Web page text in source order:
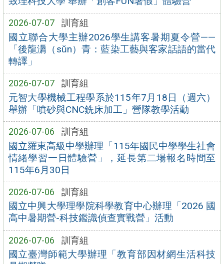
2026-07-07 訓育組
國立聯合大學主辦2026學生講客暑期夏令營——
「後龍漘（sǔn）青：藍染工藝與客家話語的當代
轉譯」
2026-07-07 訓育組
元智大學機械工程學系於115年7月18日（週六）
舉辦「噴砂與CNC銑床加工」營隊教學活動
2026-07-06 訓育組
國立羅東高級中學辦理「115年國民中學學生社會
情緒學習一日體驗營」，延長第二場報名時間至
115年6月30日
2026-07-06 訓育組
國立中興大學理學院科學教育中心辦理「2026 國
高中暑期營-科技鑑識偵查實戰營」活動
2026-07-06 訓育組
國立臺灣師範大學辦理「教育部因材網生活科技